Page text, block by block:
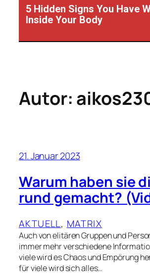
5 Hidden Signs You Have
Inside Your Body
Autor:
21. Januar 2023
Warum haben sie
rund gemacht?
AKTUELL, MATRIX
Auch von elitären Gruppen und
immer mehr verschiedene
viele wird es Chaos und Empörung
für viele wird sich alles…